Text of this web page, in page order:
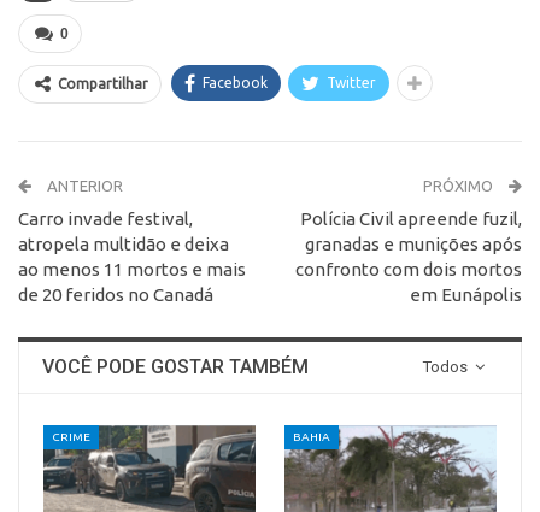
0
Compartilhar Facebook Twitter
ANTERIOR
Carro invade festival,
atropela multidão e deixa
ao menos 11 mortos e mais
de 20 feridos no Canadá
PRÓXIMO
Polícia Civil apreende fuzil,
granadas e munições após
confronto com dois mortos
em Eunápolis
Todos
VOCÊ PODE GOSTAR TAMBÉM
CRIME BAHIA